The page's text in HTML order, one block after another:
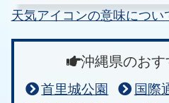
天気アイコンの意味につい
沖縄県のおす
首里城公園 国際